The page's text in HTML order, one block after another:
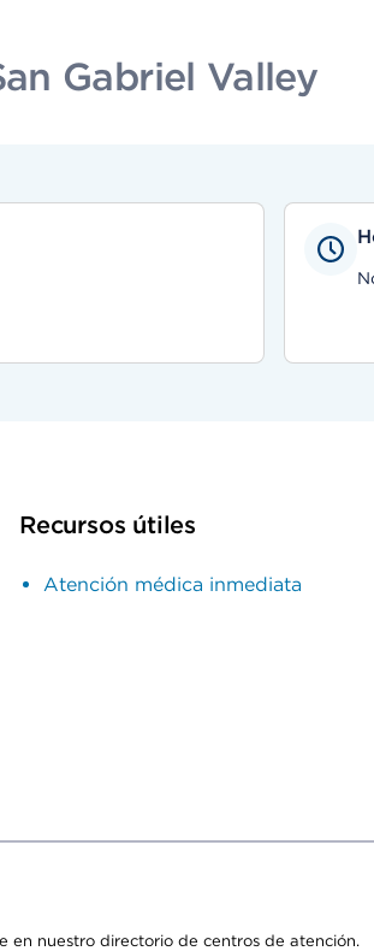
Gabriel Valley
Recursos útiles
Atención médica inmediata
en nuestro directorio de centros de atención.